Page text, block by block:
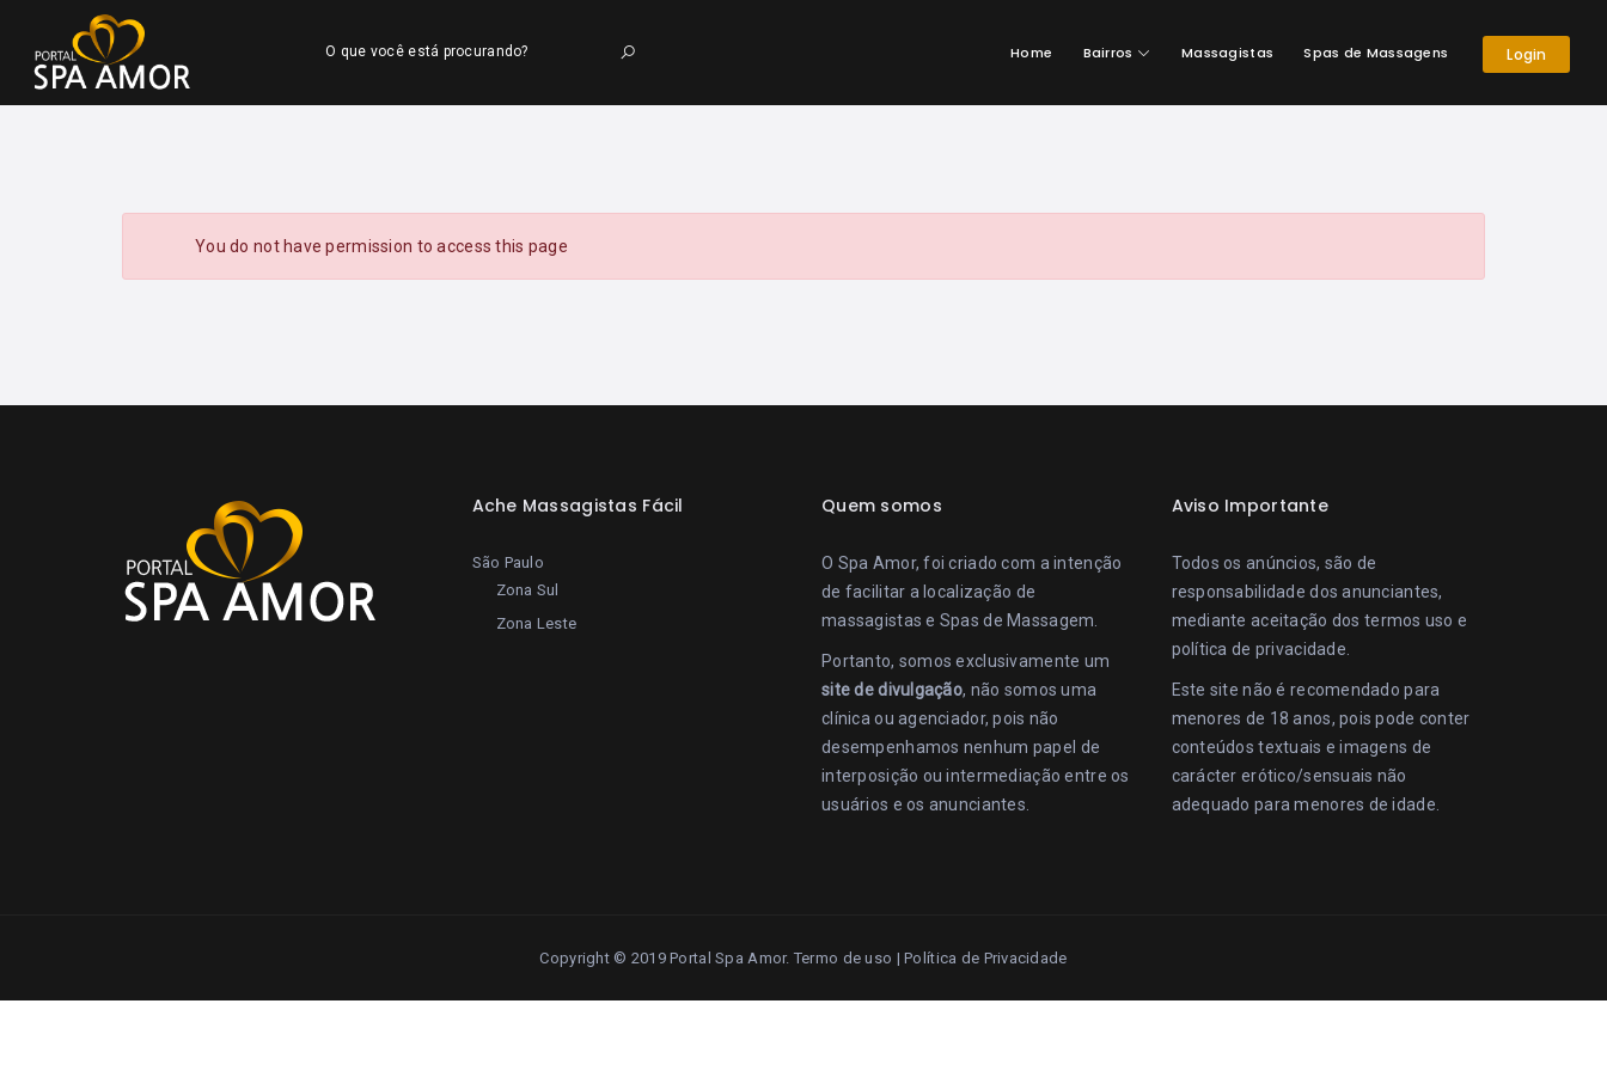
O que você está procurando? Home Bairros Massagistas Spas de Massagens Login
You do not have permission to access this page
Ache Massagistas Fácil
São Paulo
Zona Sul
Zona Leste
Quem somos
O Spa Amor, foi criado com a intenção
de facilitar a localização de
massagistas e Spas de Massagem.
Portanto, somos exclusivamente um
site de divulgação, não somos uma
clínica ou agenciador, pois não
desempenhamos nenhum papel de
interposição ou intermediação entre os
usuários e os anunciantes.
Aviso Importante
Todos os anúncios, são de
responsabilidade dos anunciantes,
mediante aceitação dos termos uso e
política de privacidade
Este site não é recomendado para
menores de 18 anos, pois pode conter
conteúdos textuais e imagens de
carácter erótico/sensuais não
adequado para menores de idade.
Copyright © 2019 Portal Spa Amor. Termo de uso |Política de Privacidade